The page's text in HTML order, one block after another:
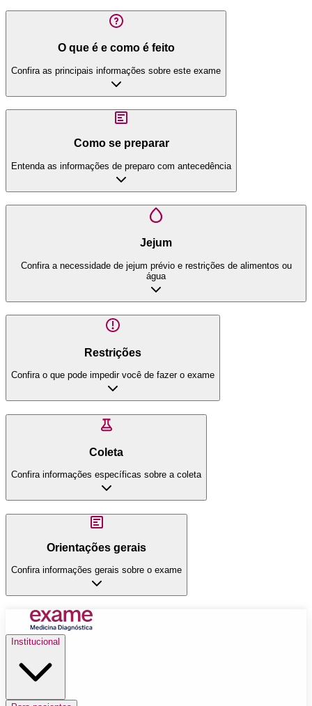
O que é e como é feito
Confira as principais informações sobre este exame
Como se preparar
Entenda as informações de preparo com antecedência
Jejum
Confira a necessidade de jejum prévio e restrições de alimentos ou
água
Restrições
Confira o que pode impedir você de fazer o exame
Coleta
Confira informações específicas sobre a coleta
Orientações gerais
Confira informações gerais sobre o exame
Institucional